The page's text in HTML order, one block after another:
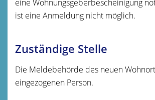
eine Wohnungsgeberbescheinigung
ist eine Anmeldung nicht möglich.
Zuständige Stelle
Die Meldebehörde des neuen
eingezogenen Person.